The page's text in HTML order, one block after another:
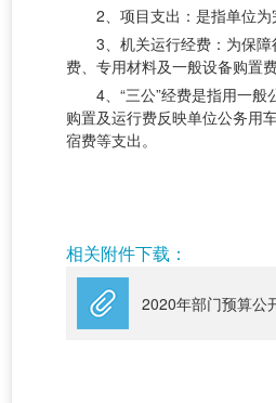
2、项目支出：是指单位
3、机关运行经费：为保
费、专用材料及一般设备购置
4、“三公”经费是指用一
购置及运行费反映单位公务用
宿费等支出。
相关附件下载：
2020年部门预算公